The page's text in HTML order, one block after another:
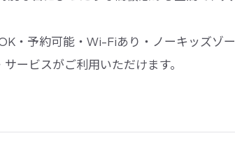
・予約可能・Wi-Fiあり・ノーキッズゾー
ービスがご利用いただけます。